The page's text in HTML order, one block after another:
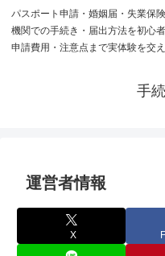
パスポート申請・婚姻届・失業保
機関での手続き・届出方法を初心
申請費用・注意点まで実体験を交
手
運営者情報
X